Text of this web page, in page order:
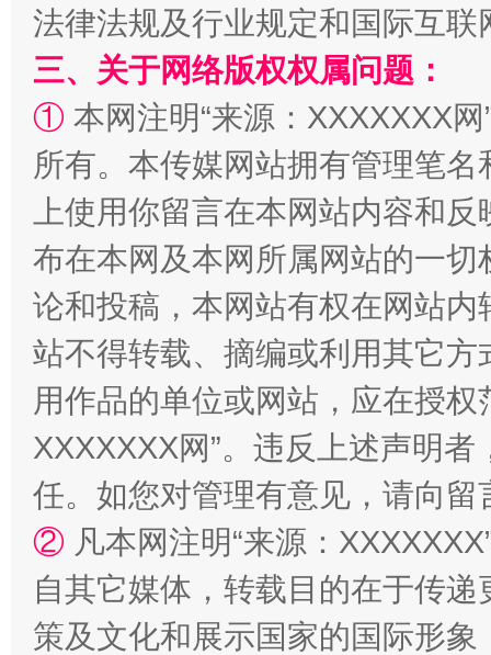
阿坝州三大球赛在茂县开幕 规模
国家大学科技园优化重塑工作
法律法规及行业规定和国际互
三、关于网络版权权属问题：
① 本网注明“来源：XXXXXXX
所有。本传媒网站拥有管理笔
上使用你留言在本网站内容和
布在本网及本网所属网站的一
论和投稿，本网站有权在网站
站不得转载、摘编或利用其它
用作品的单位或网站，应在授
XXXXXXX网”。违反上述声明
任。如您对管理有意见，请向
② 凡本网注明“来源：
自其它媒体，转载目的在于传
策及文化和展示国家的国际形